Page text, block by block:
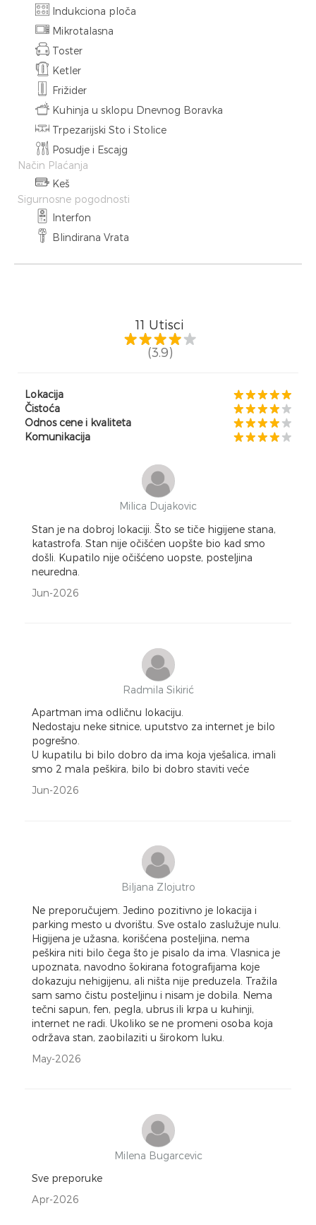
Indukciona ploča
Mikrotalasna
Toster
Ketler
Frižider
Kuhinja u sklopu Dnevnog Boravka
Trpezarijski Sto i Stolice
Posudje i Escajg
Način Plaćanja
Keš
Sigurnosne pogodnosti
Interfon
Blindirana Vrata
11 Utisci
(3.9)
Lokacija
Čistoća
Odnos cene i kvaliteta
Komunikacija
Milica Dujakovic
Stan je na dobroj lokaciji. Što se tiče higijene stana,
katastrofa. Stan nije očišćen uopšte bio kad smo
došli. Kupatilo nije očišćeno uopste, posteljina
neuredna.
Jun-2026
Radmila Sikirić
Apartman ima odličnu lokaciju.
Nedostaju neke sitnice, uputstvo za internet je bilo
pogrešno.
U kupatilu bi bilo dobro da ima koja vješalica, imali
smo 2 mala peškira, bilo bi dobro staviti veće
Jun-2026
Biljana Zlojutro
Ne preporučujem. Jedino pozitivno je lokacija i
parking mesto u dvorištu. Sve ostalo zaslužuje nulu.
Higijena je užasna, korišćena posteljina, nema
peškira niti bilo čega što je pisalo da ima. Vlasnica je
upoznata, navodno šokirana fotografijama koje
dokazuju nehigijenu, ali ništa nije preduzela. Tražila
sam samo čistu posteljinu i nisam je dobila. Nema
tečni sapun, fen, pegla, ubrus ili krpa u kuhinji,
internet ne radi. Ukoliko se ne promeni osoba koja
održava stan, zaobilaziti u širokom luku.
May-2026
Milena Bugarcevic
Sve preporuke
Apr-2026